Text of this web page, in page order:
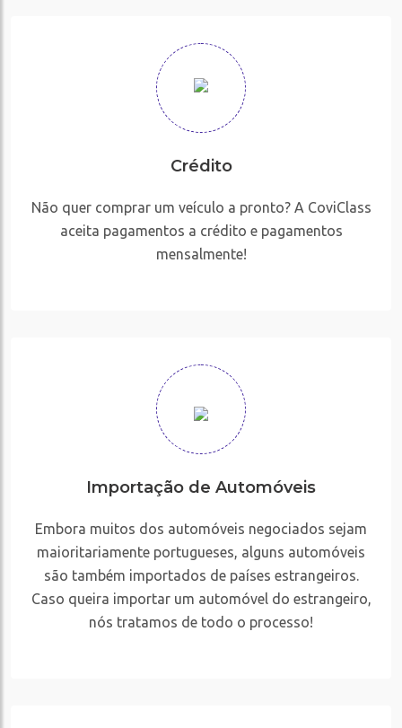
Crédito
Não quer comprar um veículo a pronto? A CoviClass
aceita pagamentos a crédito e pagamentos
mensalmente!
Importação de Automóveis
Embora muitos dos automóveis negociados sejam
maioritariamente portugueses, alguns automóveis
são também importados de países estrangeiros.
Caso queira importar um automóvel do estrangeiro,
nós tratamos de todo o processo!